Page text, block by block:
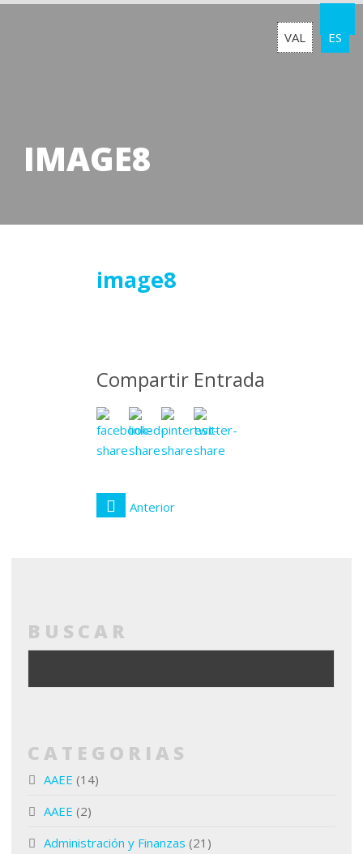
VAL ES
IMAGE8
image8
Compartir Entrada
Anterior
BUSCAR
CATEGORIAS
AAEE (14)
AAEE (2)
Administración y Finanzas (21)